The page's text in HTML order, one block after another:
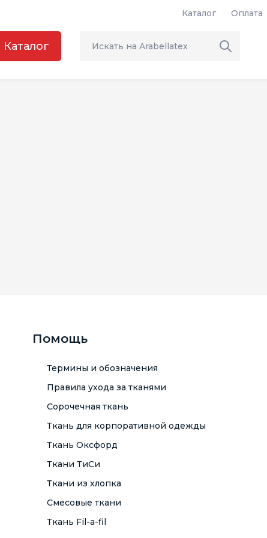
Каталог Оплата
Каталог
Помощь
Термины и обозначения
Правила ухода за тканями
Сорочечная ткань
Ткань для корпоративной одежды
Ткань Оксфорд
Ткани ТиСи
Ткани из хлопка
Смесовые ткани
Ткань Fil-a-fil